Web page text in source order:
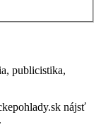
publicistika,
nájsť